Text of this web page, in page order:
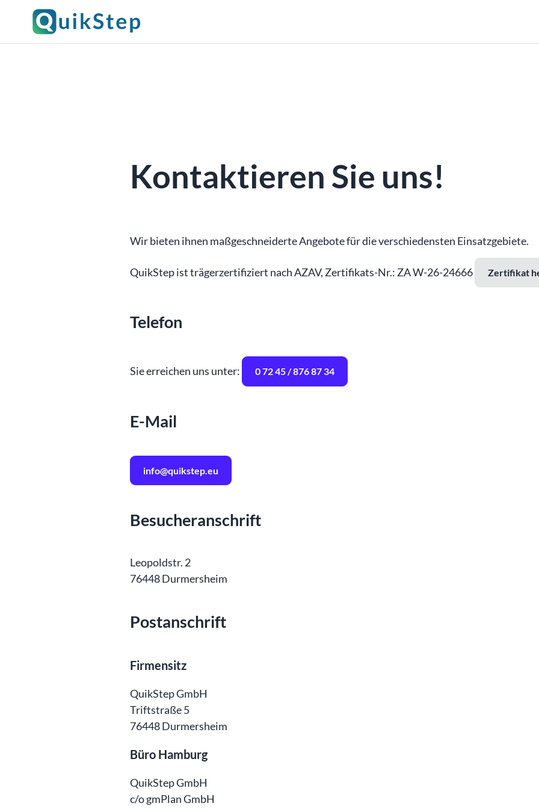
Kontaktieren Sie uns!
Wir bieten ihnen maßgeschneiderte Angebote für die verschiedensten Einsatzgebiete.
QuikStep ist trägerzertifiziert nach AZAV, Zertifikats-Nr.: ZA W-26-24666 Zertifikat
Telefon
Sie erreichen uns unter: 0 72 45 / 876 87 34
E-Mail
info@quikstep.eu
Besucheranschrift
Leopoldstr. 2
76448 Durmersheim
Postanschrift
Firmensitz
QuikStep GmbH
Triftstraße 5
76448 Durmersheim
Büro Hamburg
QuikStep GmbH
c/o gmPlan GmbH